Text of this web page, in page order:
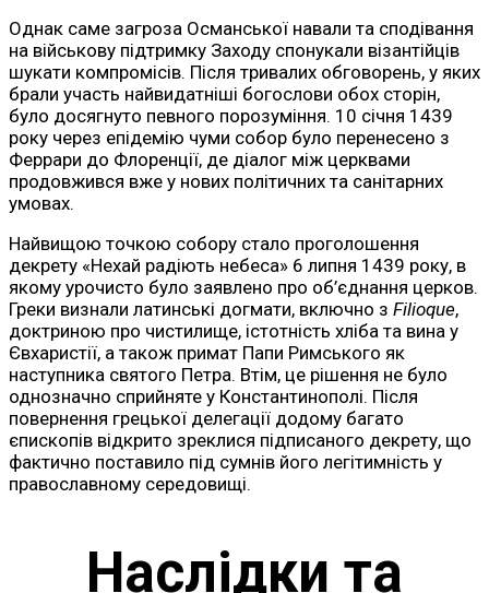
Однак саме загроза Османської навали та сподівання
на військову підтримку Заходу спонукали візантійців
шукати компромісів. Після тривалих обговорень, у яких
брали участь найвидатніші богослови обох сторін,
було досягнуто певного порозуміння. 10 січня 1439
року через епідемію чуми собор було перенесено з
Феррари до Флоренції, де діалог між церквами
продовжився вже у нових політичних та санітарних
умовах.
Найвищою точкою собору стало проголошення
декрету «Нехай радіють небеса» 6 липня 1439 року, в
якому урочисто було заявлено про об’єднання церков.
Греки визнали латинські догмати, включно з Filioque,
доктриною про чистилище, істотність хліба та вина у
Євхаристії, а також примат Папи Римського як
наступника святого Петра. Втім, це рішення не було
однозначно сприйняте у Константинополі. Після
повернення грецької делегації додому багато
єпископів відкрито зреклися підписаного декрету, що
фактично поставило під сумнів його легітимність у
православному середовищі.
Наслідки та